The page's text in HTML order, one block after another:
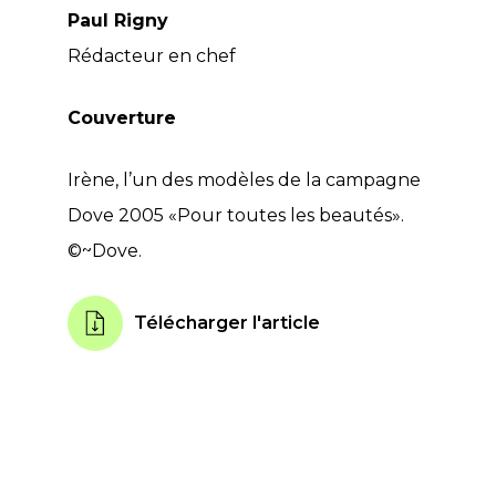
Paul Rigny
Rédacteur en chef
Couverture
Irène, l’un des modèles de la campagne
Dove 2005 «Pour toutes les beautés».
©~Dove.
Télécharger l'article